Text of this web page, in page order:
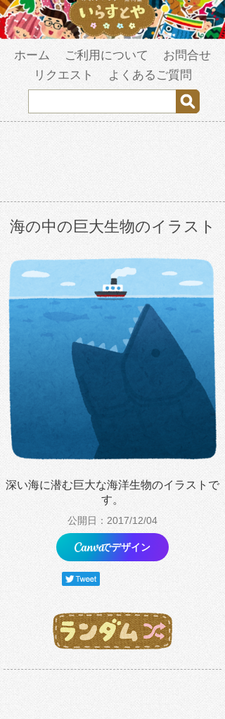
ホーム ご利用について
お問合せ
リクエスト
よくあるご質問
海の中の巨大生物のイラスト
深い海に潜む巨大な海洋生物のイラストで
す。
公開日：2017/12/04
でデザイン